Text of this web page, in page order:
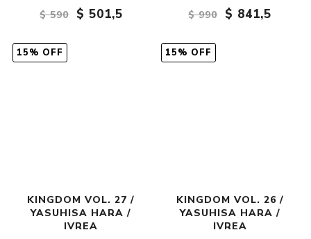
$ 590
$ 501,5 $ 990 $ 841,5
15% OFF
KINGDOM VOL. 27 /
YASUHISA HARA /
IVREA
15% OFF
KINGDOM VOL. 26 /
YASUHISA HARA /
IVREA